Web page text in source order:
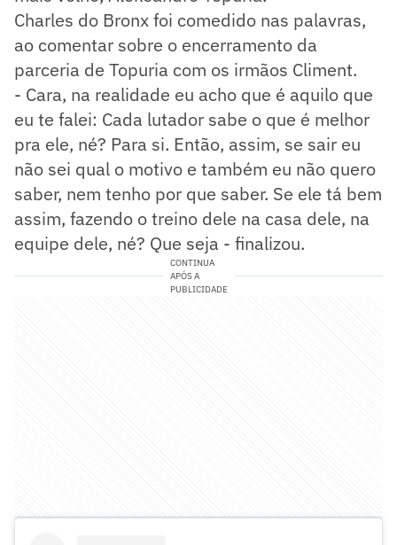
Charles do Bronx foi comedido nas palavras,
ao comentar sobre o encerramento da
parceria de Topuria com os irmãos Climent.
- Cara, na realidade eu acho que é aquilo que
eu te falei: Cada lutador sabe o que é melhor
pra ele, né? Para si. Então, assim, se sair eu
não sei qual o motivo e também eu não quero
saber, nem tenho por que saber. Se ele tá bem
assim, fazendo o treino dele na casa dele, na
equipe dele, né? Que seja - finalizou.
CONTINUA
APÓS A
PUBLICIDADE